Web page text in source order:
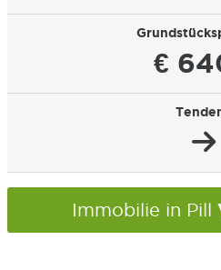
€
Immobilie in Pill